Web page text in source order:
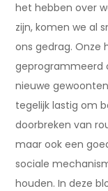
het hebben over
zijn, komen we al
ons gedrag. Onze
geprogrammeerd
nieuwe
tegelijk lastig om
doorbreken van
maar ook een
sociale
houden. In deze